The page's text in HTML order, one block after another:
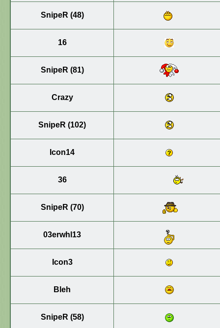
SnipeR (48)
16
SnipeR (81)
Crazy
SnipeR (102)
Icon14
36
SnipeR (70)
03erwhl13
Icon3
Bleh
SnipeR (58)